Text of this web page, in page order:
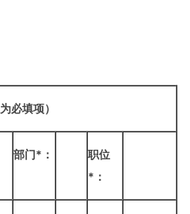
为必填项）
部门* ：
职位
* ：